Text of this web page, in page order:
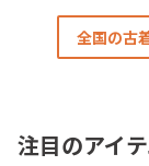
全国の古
注目のアイ